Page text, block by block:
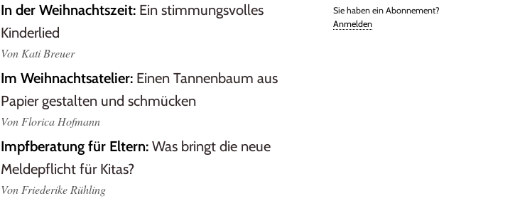
In der Weihnachtszeit: Ein stimmungsvolles
Kinderlied
Von Kati Breuer
Im Weihnachtsatelier: Einen Tannenbaum aus
Papier gestalten und schmücken
Von Florica Hofmann
Impfberatung für Eltern: Was bringt die neue
Meldepflicht für Kitas?
Von Friederike Rühling
Sie haben ein Abonnement?
Anmelden